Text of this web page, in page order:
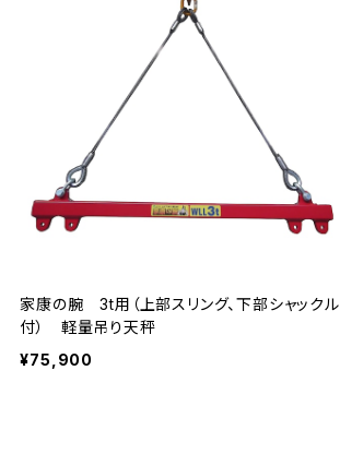
家康の腕 3t用（上部スリング、下部シャックル
付） 軽量吊り天秤
¥75,900